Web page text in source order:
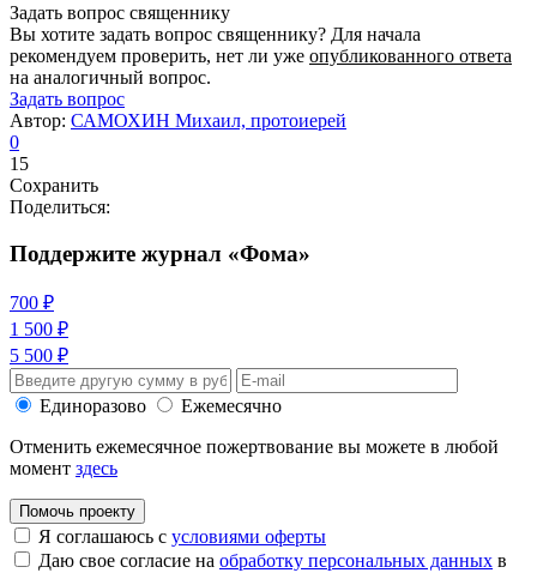
Задать вопрос священнику
Вы хотите задать вопрос священнику? Для начала
рекомендуем проверить, нет ли уже опубликованного ответа
на аналогичный вопрос.
Задать вопрос
Автор: САМОХИН Михаил, протоиерей
0
15
Сохранить
Поделиться:
Поддержите журнал «Фома»
700 ₽
1 500 ₽
5 500 ₽
Единоразово
Ежемесячно
Отменить ежемесячное пожертвование вы можете в любой
момент здесь
Помочь проекту
Я соглашаюсь с условиями оферты
Даю свое согласие на обработку персональных данных в